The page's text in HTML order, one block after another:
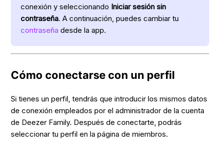
conexión y seleccionando Iniciar sesión sin
contraseña. A continuación, puedes cambiar tu
contraseña desde la app.
Cómo conectarse con un perfil
Si tienes un perfil, tendrás que introducir los mismos datos
de conexión empleados por el administrador de la cuenta
de Deezer Family. Después de conectarte, podrás
seleccionar tu perfil en la página de miembros.